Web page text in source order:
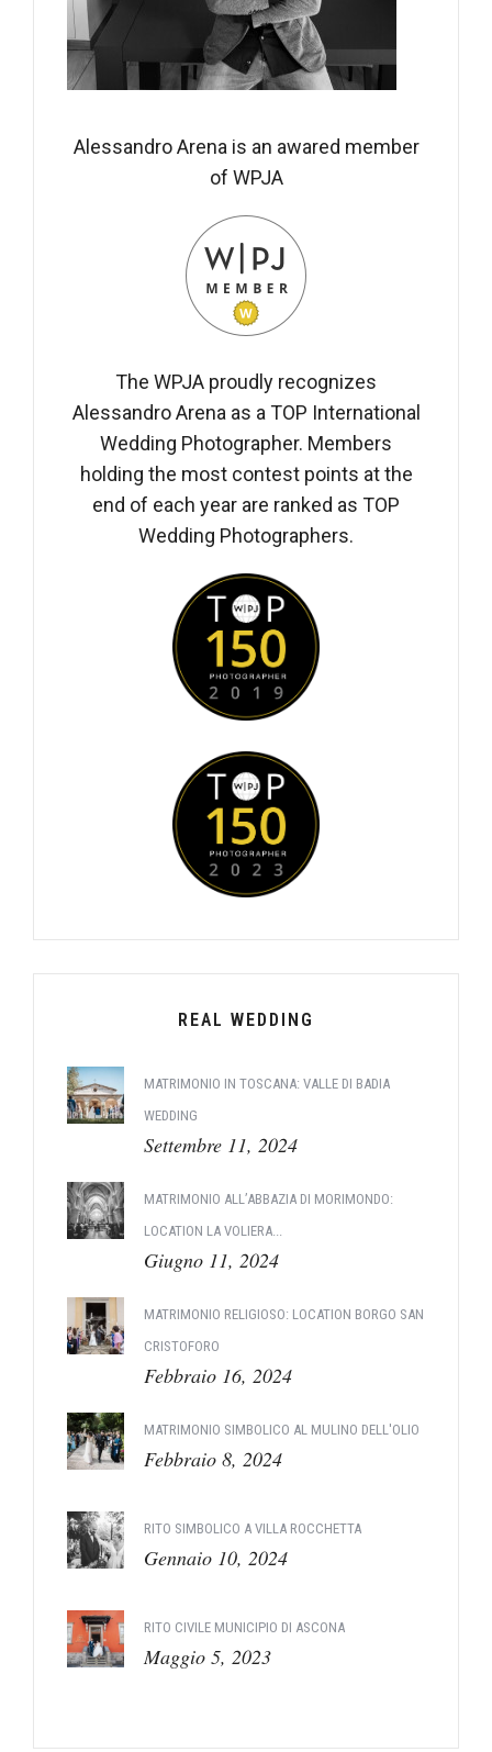
Alessandro Arena is an awared member
of WPJA
The WPJA proudly recognizes
Alessandro Arena as a TOP International
Wedding Photographer. Members
holding the most contest points at the
end of each year are ranked as TOP
Wedding Photographers.
REAL WEDDING
MATRIMONIO IN TOSCANA: VALLE DI BADIA
WEDDING
Settembre 11, 2024
MATRIMONIO ALL’ABBAZIA DI MORIMONDO:
LOCATION LA VOLIERA...
Giugno 11, 2024
MATRIMONIO RELIGIOSO: LOCATION BORGO SAN
CRISTOFORO
Febbraio 16, 2024
MATRIMONIO SIMBOLICO AL MULINO DELL'OLIO
Febbraio 8, 2024
RITO SIMBOLICO A VILLA ROCCHETTA
Gennaio 10, 2024
RITO CIVILE MUNICIPIO DI ASCONA
Maggio 5, 2023